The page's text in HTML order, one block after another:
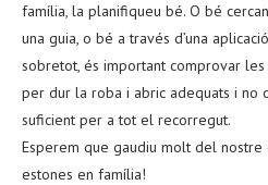
família, la planifiqueu bé. O bé
una guia, o bé a través d’una
sobretot, és important comprovar
per dur la roba i abric adequats i no
suficient per a tot el recorregut.
Esperem que gaudiu molt del nostre
estones en família!